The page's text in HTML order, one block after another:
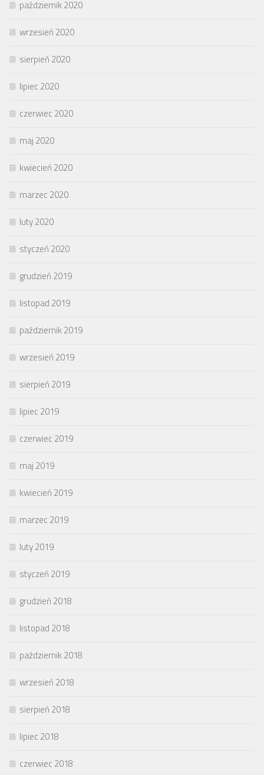
październik 2020
wrzesień 2020
sierpień 2020
lipiec 2020
czerwiec 2020
maj 2020
kwiecień 2020
marzec 2020
luty 2020
styczeń 2020
grudzień 2019
listopad 2019
październik 2019
wrzesień 2019
sierpień 2019
lipiec 2019
czerwiec 2019
maj 2019
kwiecień 2019
marzec 2019
luty 2019
styczeń 2019
grudzień 2018
listopad 2018
październik 2018
wrzesień 2018
sierpień 2018
lipiec 2018
czerwiec 2018